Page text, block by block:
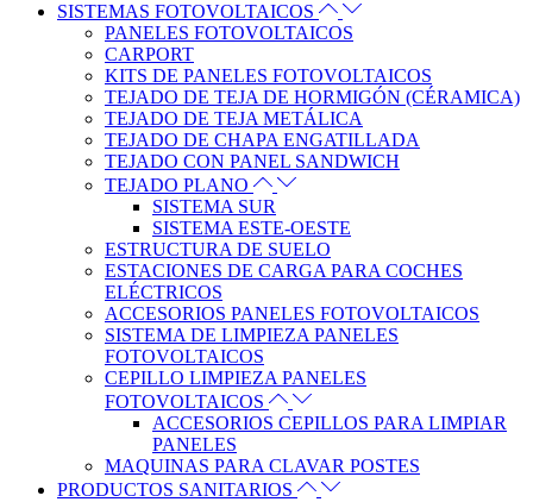
SISTEMAS FOTOVOLTAICOS
PANELES FOTOVOLTAICOS
CARPORT
KITS DE PANELES FOTOVOLTAICOS
TEJADO DE TEJA DE HORMIGÓN (CÉRAMICA)
TEJADO DE TEJA METÁLICA
TEJADO DE CHAPA ENGATILLADA
TEJADO CON PANEL SANDWICH
TEJADO PLANO
SISTEMA SUR
SISTEMA ESTE-OESTE
ESTRUCTURA DE SUELO
ESTACIONES DE CARGA PARA COCHES
ELÉCTRICOS
ACCESORIOS PANELES FOTOVOLTAICOS
SISTEMA DE LIMPIEZA PANELES
FOTOVOLTAICOS
CEPILLO LIMPIEZA PANELES
FOTOVOLTAICOS
ACCESORIOS CEPILLOS PARA LIMPIAR
PANELES
MAQUINAS PARA CLAVAR POSTES
PRODUCTOS SANITARIOS